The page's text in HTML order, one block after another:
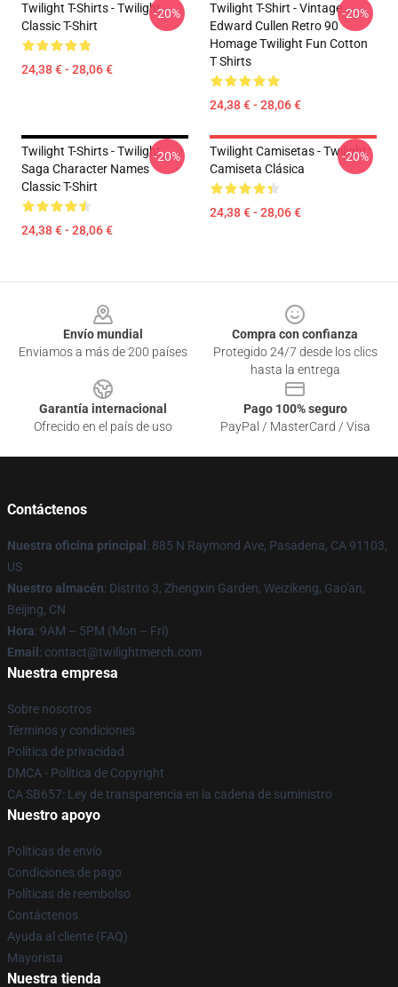
Twilight T-Shirts - Twilight
Classic T-Shirt
24,38 € - 28,06 €
-20%
Twilight T-Shirt - Vintage
Edward Cullen Retro 90
Homage Twilight Fun Cotton
T Shirts
24,38 € - 28,06 €
-20%
Twilight T-Shirts - Twilight
Saga Character Names
Classic T-Shirt
24,38 € - 28,06 €
-20%
Twilight Camisetas - Twilight
Camiseta Clásica
24,38 € - 28,06 €
-20%
Envío mundial
Enviamos a más de 200 países
Compra con confianza
Protegido 24/7 desde los clics
hasta la entrega
Garantía internacional
Ofrecido en el país de uso
Pago 100% seguro
PayPal / MasterCard / Visa
Contáctenos
Nuestra oficina principal : 885 N Raymond Ave, Pasadena, CA 91103,
US
Nuestro almacén: Distrito 3, Zhengxin Garden, Weizikeng, Gao'an,
Beijing, CN
Hora: 9AM – 5PM (Mon – Fri)
Email : contact@twilightmerch.com
Nuestra empresa
Sobre nosotros
Términos y condiciones
Política de privacidad
DMCA - Política de Copyright
CA SB657: Ley de transparencia en la cadena de suministro
Nuestro apoyo
Políticas de envío
Condiciones de pago
Políticas de reembolso
Contáctenos
Ayuda al cliente (FAQ)
Mayorista
Nuestra tienda